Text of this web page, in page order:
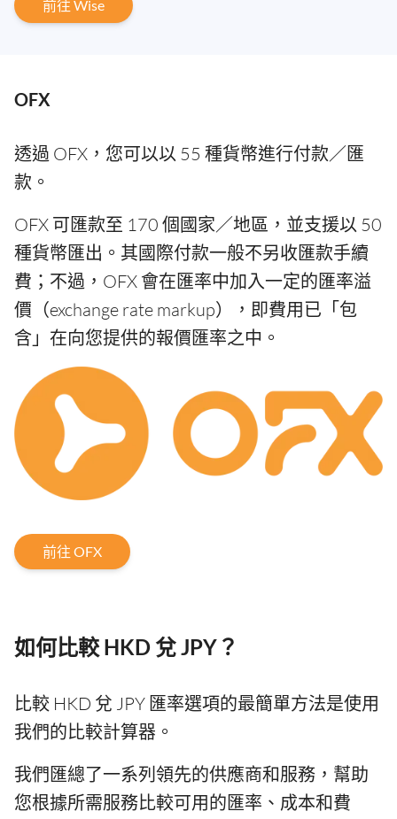
前往 Wise
OFX
透過 OFX，您可以以 55 種貨幣進行付款／匯
款。
OFX 可匯款至 170 個國家／地區，並支援以 50
種貨幣匯出。其國際付款一般不另收匯款手續
費；不過，OFX 會在匯率中加入一定的匯率溢
價（exchange rate markup），即費用已「包
含」在向您提供的報價匯率之中。
前往 OFX
如何比較 HKD 兌 JPY？
比較 HKD 兌 JPY 匯率選項的最簡單方法是使用
我們的比較計算器。
我們匯總了一系列領先的供應商和服務，幫助
您根據所需服務比較可用的匯率、成本和費